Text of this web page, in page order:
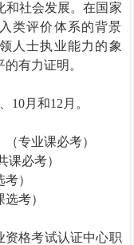
和社会发展。在国家
类评价体系的背景
人士执业能力的象
有力证明。
10月和12月。
专业课必考）
课必考）
）
考）
资格考试认证中心职